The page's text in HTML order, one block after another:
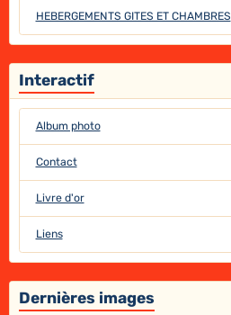
HEBERGEMENTS GITES ET CHAMBRES
Interactif
Album photo
Contact
Livre d'or
Liens
Dernières images